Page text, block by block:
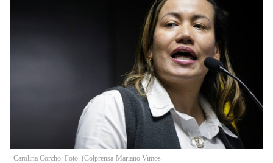
Carolina Corcho. Foto: (Colprensa-Mariano Vimos